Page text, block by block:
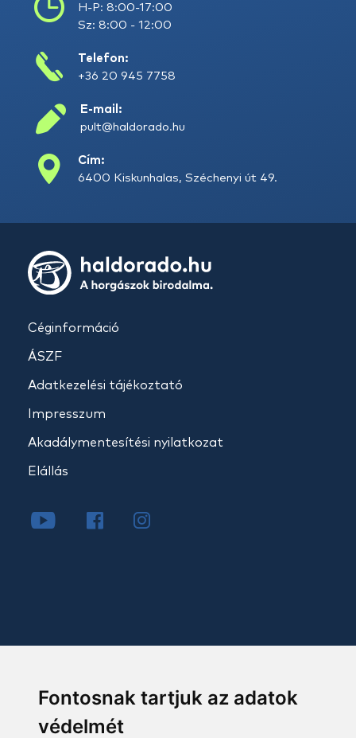
Fontosnak tartjuk az adatok
védelmét
H-P: 8:00-17:00
Sz: 8:00 - 12:00
Telefon:
+36 20 945 7758
E-mail:
pult@haldorado.hu
Cím:
6400 Kiskunhalas, Széchenyi út 49.
Céginformáció
ÁSZF
Adatkezelési tájékoztató
Impresszum
Akadálymentesítési nyilatkozat
Elállás